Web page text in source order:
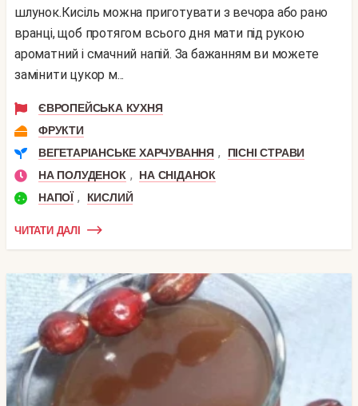
шлунок.Кисіль можна приготувати з вечора або рано
вранці, щоб протягом всього дня мати під рукою
ароматний і смачний напій. За бажанням ви можете
замінити цукор м...
ЄВРОПЕЙСЬКА КУХНЯ
ФРУКТИ
ВЕГЕТАРІАНСЬКЕ ХАРЧУВАННЯ ,
ПІСНІ СТРАВИ
НА ПОЛУДЕНОК ,
НА СНІДАНОК
НАПОЇ , КИСЛИЙ
ЧИТАТИ ДАЛІ